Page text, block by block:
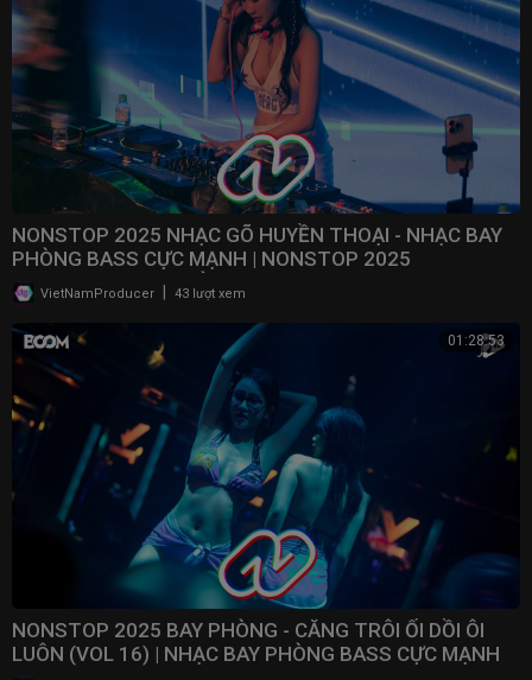
NONSTOP 2025 NHẠC GÕ HUYỀN THOẠI - NHẠC BAY
PHÒNG BASS CỰC MẠNH | NONSTOP 2025
VINAHOUSE BAY PHÒNG
VietNamProducer 43 lượt xem
01:28:53
NONSTOP 2025 BAY PHÒNG - CĂNG TRÔI ỐI DỒI ÔI
LUÔN (VOL 16) | NHẠC BAY PHÒNG BASS CỰC MẠNH ​